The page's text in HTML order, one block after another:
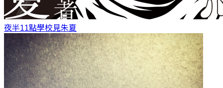
夜半11點學校見朱夏